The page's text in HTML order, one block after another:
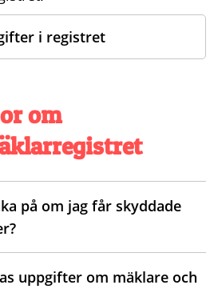
i registret
om
på om jag får skyddade
uppgifter om mäklare och